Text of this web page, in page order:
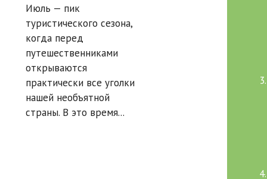
экскурсий
Июль — пик
туристического сезона,
когда перед
путешественниками
открываются
практически все уголки
нашей необъятной
страны. В это время...